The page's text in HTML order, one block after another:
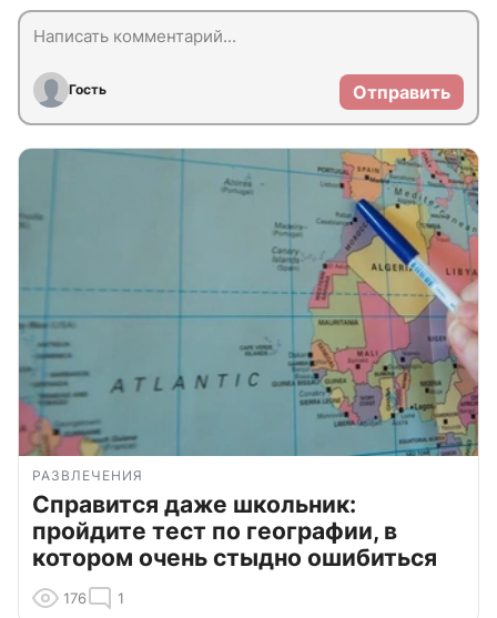
Гость Отправить
РАЗВЛЕЧЕНИЯ
Справится даже школьник:
пройдите тест по географии, в
котором очень стыдно ошибиться
176 1